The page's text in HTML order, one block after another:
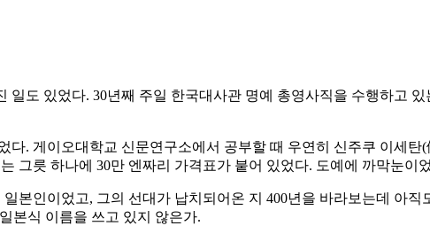
도 있었다. 30년째 주일 한국대사관 명예 총영사직을 수행하고
. 게이오대학교 신문연구소에서 공부할 때 우연히 신주쿠 이세탄(
그릇 하나에 30만 엔짜리 가격표가 붙어 있었다. 도예에 까막눈이
본인이었고, 그의 선대가 납치되어온 지 400년을 바라보는데 아직
본식 이름을 쓰고 있지 않은가.